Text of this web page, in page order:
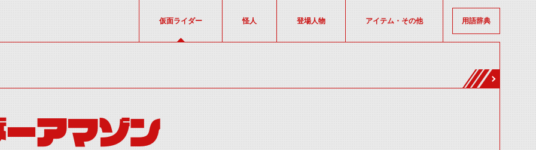
仮面ライダー 怪人 登場人物 アイテム・その他 用語辞典
アマゾン